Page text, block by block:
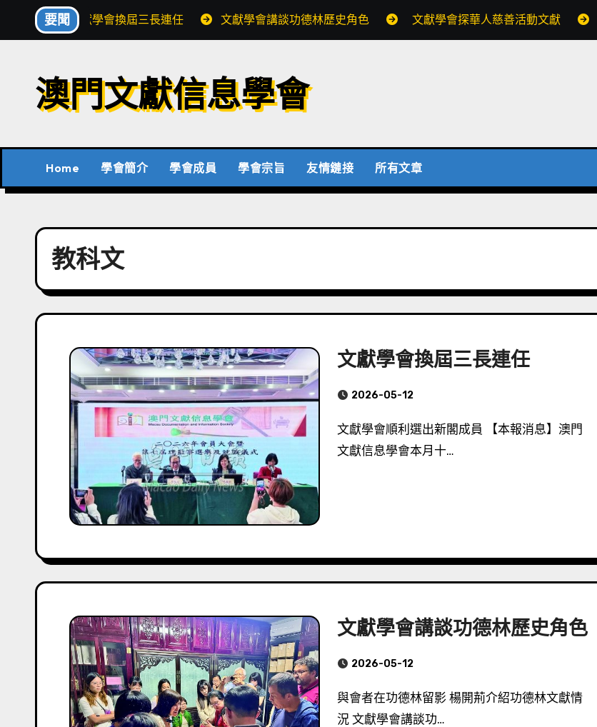
要聞 文獻學會換屆三長連任 文獻學會講談功德林歷史角色 文獻學會探華人慈善活動文獻
澳門文獻信息學會
Home 學會簡介 學會成員 學會宗旨 友情鏈接 所有文章
教科文
文獻學會換屆三長連任
2026-05-12
文獻學會順利選出新閣成員 【本報消息】澳門
文獻信息學會本月十…
文獻學會講談功德林歷史角色
2026-05-12
與會者在功德林留影 楊開荊介紹功德林文獻情
況 文獻學會講談功…